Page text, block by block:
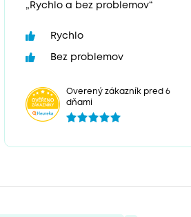
„Rychlo a bez problemov“
Rychlo
Bez problemov
Overený zákazník pred 6
dňami